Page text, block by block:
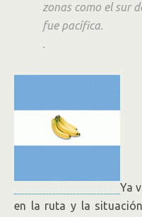
zonas como el sur
fue pacífica.
.
Ya
en la ruta y la